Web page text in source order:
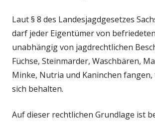
Laut § 8 des Landesjagdgesetzes
darf jeder Eigentümer von
unabhängig von jagdrechtlichen
Füchse, Steinmarder, Waschbären,
Minke, Nutria und Kaninchen
sich behalten.
Auf dieser rechtlichen Grundlage ist